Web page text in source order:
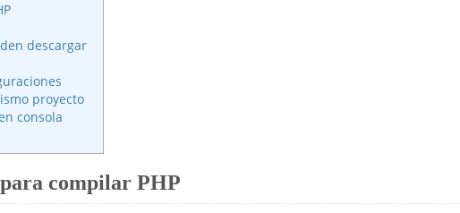
descargar
proyecto
consola
compilar PHP